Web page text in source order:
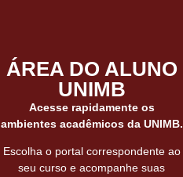
ÁREA DO ALUNO
UNIMB
Acesse rapidamente os
ambientes acadêmicos da UNIMB.
Escolha o portal correspondente ao
seu curso e acompanhe suas